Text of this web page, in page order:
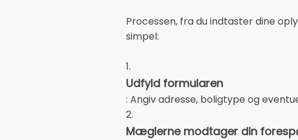
Processen, fra du indtaster dine
simpel:
1.
Udfyld formularen
: Angiv adresse, boligtype og
2.
Mæglerne modtager din